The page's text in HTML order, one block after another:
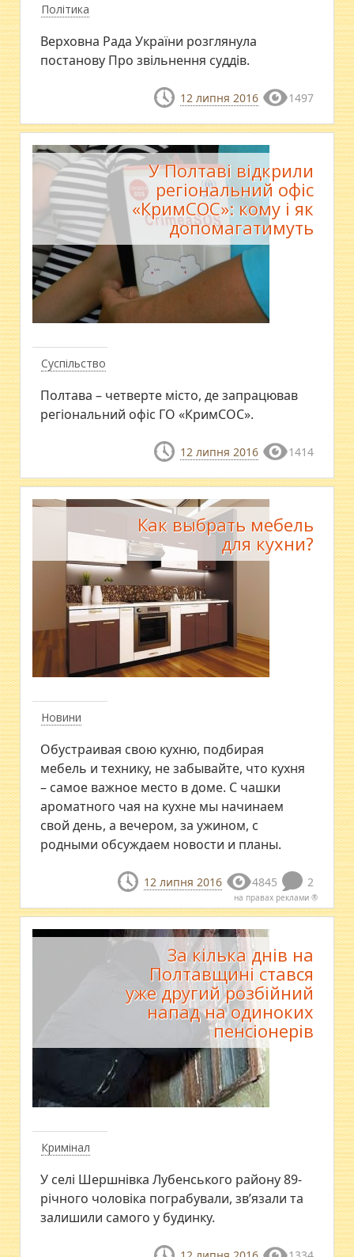
Політика
Верховна Рада України розглянула
постанову Про звільнення суддів.
12 липня 2016 1497
Суспільство
У Полтаві відкрили
регіональний офіс
«КримСОС»: кому і як
допомагатимуть
Полтава – четверте місто, де запрацював
регіональний офіс ГО «КримСОС».
12 липня 2016 1414
Новини
Как выбрать мебель
для кухни?
Обустраивая свою кухню, подбирая
мебель и технику, не забывайте, что кухня
– самое важное место в доме. С чашки
ароматного чая на кухне мы начинаем
свой день, а вечером, за ужином, с
родными обсуждаем новости и планы.
12 липня 2016 4845 2
на правах реклами ®
Кримінал
За кілька днів на
Полтавщині стався
уже другий розбійний
напад на одиноких
пенсіонерів
У селі Шершнівка Лубенського району 89-
річного чоловіка пограбували, зв’язали та
залишили самого у будинку.